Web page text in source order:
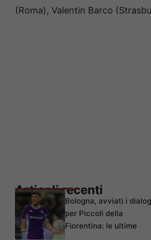
(Roma), Valentin Barco
Articoli recenti
Bologna, avviati i
per Piccoli della
Fiorentina: le ultime